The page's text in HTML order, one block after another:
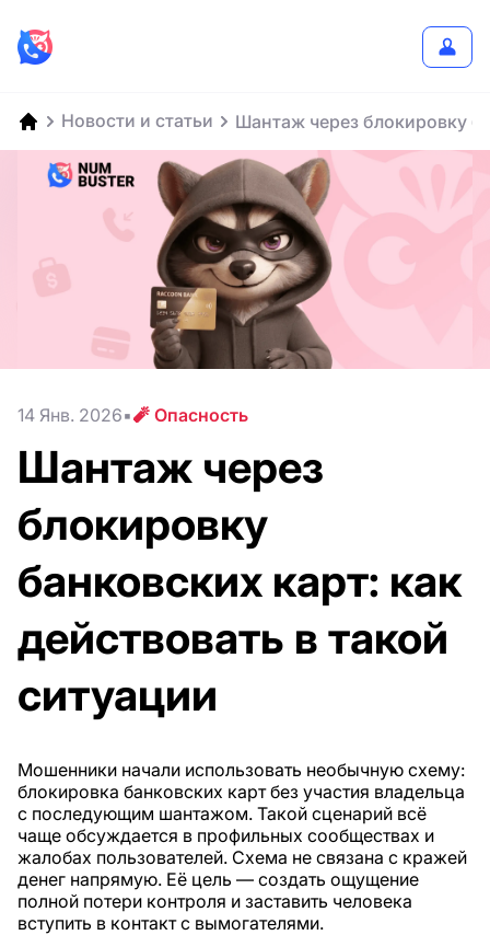
Новости и статьи Шантаж через блокировку
14 Янв. 2026 🧨 Опасность
Шантаж через
блокировку
банковских карт: как
действовать в такой
ситуации
Мошенники начали использовать необычную схему:
блокировка банковских карт без участия владельца
с последующим шантажом. Такой сценарий всё
чаще обсуждается в профильных сообществах и
жалобах пользователей. Схема не связана с кражей
денег напрямую. Её цель — создать ощущение
полной потери контроля и заставить человека
вступить в контакт с вымогателями.